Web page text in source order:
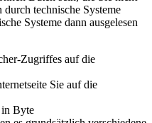
durch technische Systeme
Systeme dann ausgelesen
Zugriffes auf die
Sie auf die
in Byte